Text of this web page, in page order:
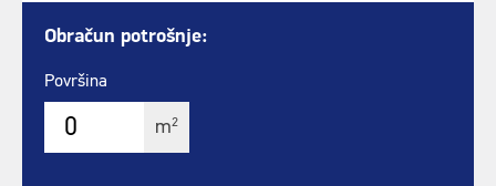
Obračun potrošnje:
Površina
m2